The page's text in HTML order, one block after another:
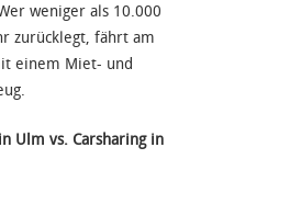
weniger als 10.000
zurücklegt, fährt am
einem Miet- und
Ulm vs. Carsharing in